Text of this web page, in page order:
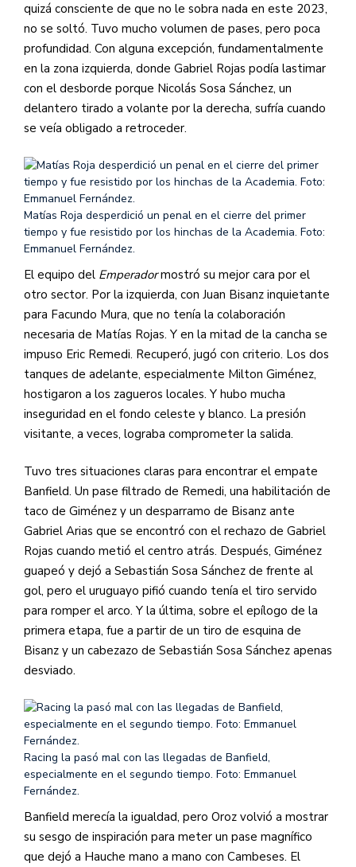
quizá consciente de que no le sobra nada en este 2023,
no se soltó. Tuvo mucho volumen de pases, pero poca
profundidad. Con alguna excepción, fundamentalmente
en la zona izquierda, donde Gabriel Rojas podía lastimar
con el desborde porque Nicolás Sosa Sánchez, un
delantero tirado a volante por la derecha, sufría cuando
se veía obligado a retroceder.
Matías Roja desperdició un penal en el cierre del primer
tiempo y fue resistido por los hinchas de la Academia. Foto:
Emmanuel Fernández.
El equipo del Emperadormostró su mejor cara por el
otro sector. Por la izquierda, con Juan Bisanz inquietante
para Facundo Mura, que no tenía la colaboración
necesaria de Matías Rojas. Y en la mitad de la cancha se
impuso Eric Remedi. Recuperó, jugó con criterio. Los dos
tanques de adelante, especialmente Milton Giménez,
hostigaron a los zagueros locales. Y hubo mucha
inseguridad en el fondo celeste y blanco. La presión
visitante, a veces, lograba comprometer la salida.
Tuvo tres situaciones claras para encontrar el empate
Banfield. Un pase filtrado de Remedi, una habilitación de
taco de Giménez y un desparramo de Bisanz ante
Gabriel Arias que se encontró con el rechazo de Gabriel
Rojas cuando metió el centro atrás. Después, Giménez
guapeó y dejó a Sebastián Sosa Sánchez de frente al
gol, pero el uruguayo pifió cuando tenía el tiro servido
para romper el arco. Y la última, sobre el epílogo de la
primera etapa, fue a partir de un tiro de esquina de
Bisanz y un cabezazo de Sebastián Sosa Sánchez apenas
desviado.
Racing la pasó mal con las llegadas de Banfield,
especialmente en el segundo tiempo. Foto: Emmanuel
Fernández.
Banfield merecía la igualdad, pero Oroz volvió a mostrar
su sesgo de inspiración para meter un pase magnífico
que dejó a Hauche mano a mano con Cambeses. El